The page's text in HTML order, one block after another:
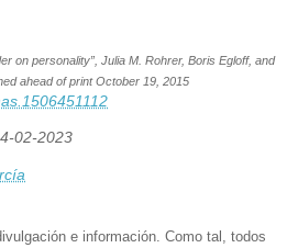
on personality”, Julia M. Rohrer, Boris Egloff, and
ahead of print October 19, 2015
02-2023
e información. Como tal, todos